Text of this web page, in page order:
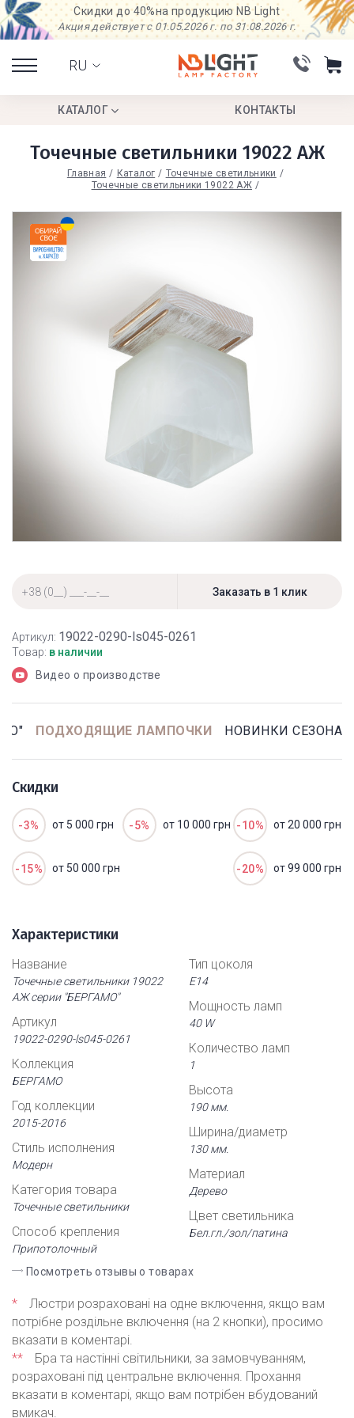
Скидки до 40%на продукцию NB Light
Акция действует с 01.05.2026 г. по 31.08.2026 г.
RU
КАТАЛОГ КОНТАКТЫ
Точечные светильники 19022 АЖ
Главная Каталог
Точечные светильники
Точечные светильники 19022 АЖ
Артикул: 19022-0290-ls045-0261
Товар: в наличии
Видео о производстве
ПОДХОДЯЩИЕ ЛАМПОЧКИ НОВИНКИ СЕЗОНА
Скидки
-3% от 5 000 грн -5% от 10 000 грн -10% от 20 000 грн
-15% от 50 000 грн -20% от 99 000 грн
Характеристики
Название
Точечные светильники 19022
АЖ серии "БЕРГАМО"
Артикул
19022-0290-ls045-0261
Коллекция
БЕРГАМО
Год коллекции
2015-2016
Стиль исполнения
Модерн
Категория товара
Точечные светильники
Способ крепления
Припотолочный
Тип цоколя
Е14
Мощность ламп
40 W
Количество ламп
1
Высота
190 мм.
Ширина/диаметр
130 мм.
Материал
Дерево
Цвет светильника
Бел.гл./зол/патина
Посмотреть отзывы о товарах
*
Люстри розраховані на одне включення, якщо вам
потрібне роздільне включення (на 2 кнопки), просимо
вказати в коментарі.
**
Бра та настінні світильники, за замовчуванням,
розраховані під центральне включення. Прохання
вказати в коментарі, якщо вам потрібен вбудований
вмикач.